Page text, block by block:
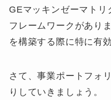
GEマッキンゼーマト
フレームワークがあり
を構築する際に特に有効
さて、事業ポートフォ
りしていきましょう。